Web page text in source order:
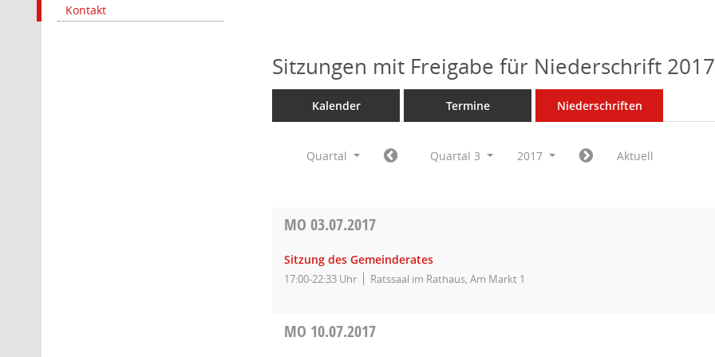
Kontakt
Sitzungen mit Freigabe für Niederschrift 2017
Kalender Termine Niederschriften
Quartal Quartal 3 2017 Aktuell
MO03.07.2017
Sitzung des Gemeinderates
17:00-22:33 Uhr Ratssaal im Rathaus, Am Markt 1
MO 10.07.2017